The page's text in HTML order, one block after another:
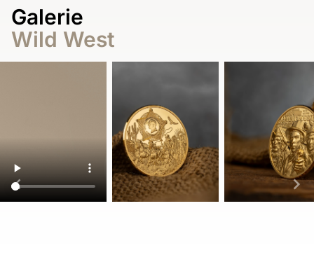
Galerie
Wild West